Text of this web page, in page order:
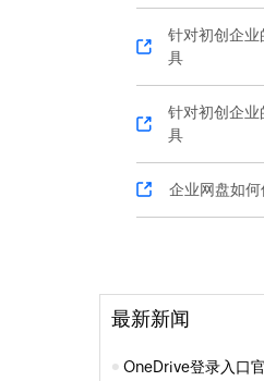
针对初创企业
具
针对初创企业
具
企业网盘如
最新新闻
OneDrive登录入口